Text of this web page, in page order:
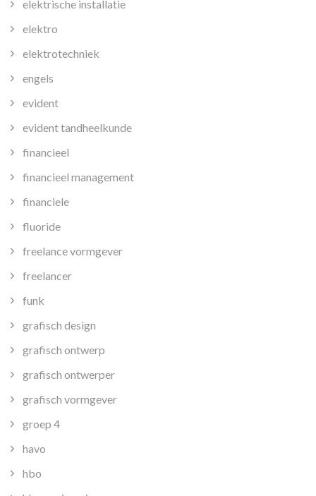
elektrische installatie
elektro
elektrotechniek
engels
evident
evident tandheelkunde
financieel
financieel management
financiele
fluoride
freelance vormgever
freelancer
funk
grafisch design
grafisch ontwerp
grafisch ontwerper
grafisch vormgever
groep 4
havo
hbo